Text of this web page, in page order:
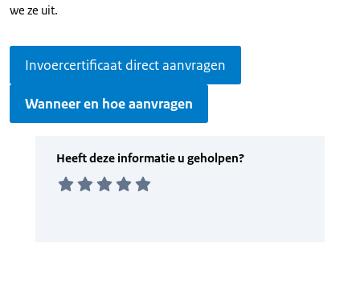
we ze uit.
Invoercertificaat direct aanvragen
Wanneer en hoe aanvragen